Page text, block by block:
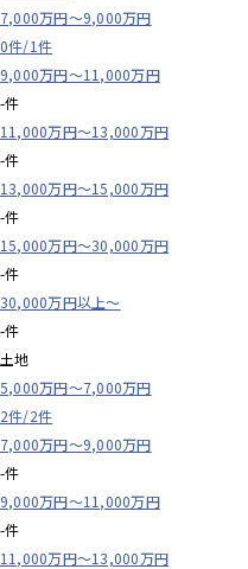
7,000万円～9,000万円
0件/1件
9,000万円～11,000万円
-件
11,000万円～13,000万円
-件
13,000万円～15,000万円
-件
15,000万円～30,000万円
-件
30,000万円以上～
-件
土地
5,000万円～7,000万円
2件/2件
7,000万円～9,000万円
-件
9,000万円～11,000万円
-件
11,000万円～13,000万円